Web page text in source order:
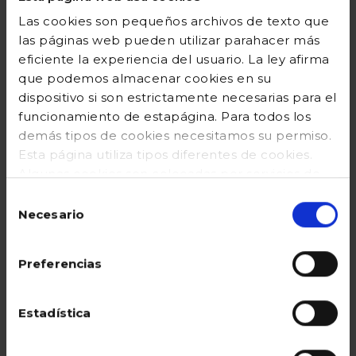
Las cookies son pequeños archivos de texto que
las páginas web pueden utilizar parahacer más
eficiente la experiencia del usuario. La ley afirma
que podemos almacenar cookies en su
dispositivo si son estrictamente necesarias para el
funcionamiento de estapágina. Para todos los
demás tipos de cookies necesitamos su permiso.
Esta página utiliza tipos diferentes de cookies.
Algunas cookies son colocadas por servicios de
cualquier momento puede cambiar o retirar su
consentimiento desde la Declaración de cookies
en nuestro sitio web. Obtenga más información
sobre quiénes somos, cómo puede contactarnos
nuestraPolítica de cookies
deNecesario
Preferencias
Estadística
Precio reducido desde
42,99 €